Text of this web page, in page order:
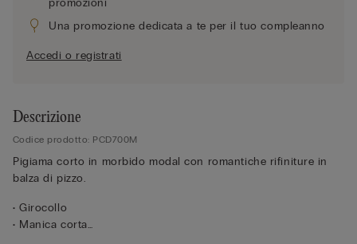
Una promozione dedicata a te per il tuo compleanno
Accedi o registrati
Descrizione
Codice prodotto: PCD700M
Pigiama corto in morbido modal con romantiche rifiniture in
balza di pizzo.
• Girocollo
• Manica corta